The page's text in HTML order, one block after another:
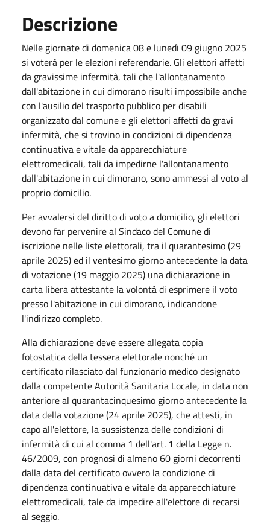
Descrizione
Nelle giornate di domenica 08 e lunedì 09 giugno 2025
si voterà per le elezioni referendarie. Gli elettori affetti
da gravissime infermità, tali che l'allontanamento
dall'abitazione in cui dimorano risulti impossibile anche
con l'ausilio del trasporto pubblico per disabili
organizzato dal comune e gli elettori affetti da gravi
infermità, che si trovino in condizioni di dipendenza
continuativa e vitale da apparecchiature
elettromedicali, tali da impedirne l'allontanamento
dall'abitazione in cui dimorano, sono ammessi al voto al
proprio domicilio.
Per avvalersi del diritto di voto a domicilio, gli elettori
devono far pervenire al Sindaco del Comune di
iscrizione nelle liste elettorali, tra il quarantesimo (29
aprile 2025) ed il ventesimo giorno antecedente la data
di votazione (19 maggio 2025) una dichiarazione in
carta libera attestante la volontà di esprimere il voto
presso l'abitazione in cui dimorano, indicandone
l'indirizzo completo.
Alla dichiarazione deve essere allegata copia
fotostatica della tessera elettorale nonché un
certificato rilasciato dal funzionario medico designato
dalla competente Autorità Sanitaria Locale, in data non
anteriore al quarantacinquesimo giorno antecedente la
data della votazione (24 aprile 2025), che attesti, in
capo all'elettore, la sussistenza delle condizioni di
infermità di cui al comma 1 dell'art. 1 della Legge n.
46/2009, con prognosi di almeno 60 giorni decorrenti
dalla data del certificato ovvero la condizione di
dipendenza continuativa e vitale da apparecchiature
elettromedicali, tale da impedire all'elettore di recarsi
al seggio.